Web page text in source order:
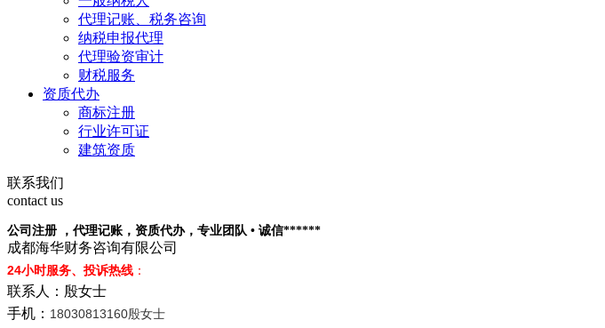
代理记账、税务咨询
纳税申报代理
代理验资审计
财税服务
资质代办
商标注册
行业许可证
建筑资质
联系我们
contact us
公司注册 ，代理记账，资质代办，专业团队 • 诚信******
成都海华财务咨询有限公司
24小时服务、投诉热线 ：
联系人：殷女士
手机： 18030813160殷女士